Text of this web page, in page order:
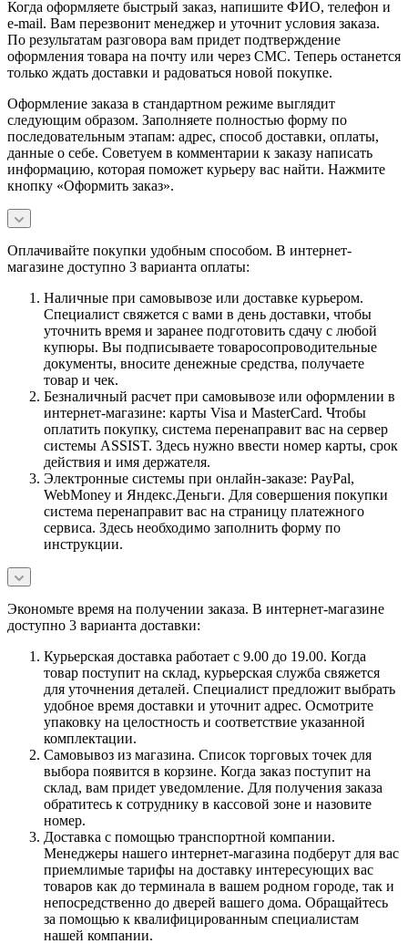
Когда оформляете быстрый заказ, напишите ФИО, телефон и
e-mail. Вам перезвонит менеджер и уточнит условия заказа.
По результатам разговора вам придет подтверждение
оформления товара на почту или через СМС. Теперь останется
только ждать доставки и радоваться новой покупке.
Оформление заказа в стандартном режиме выглядит
следующим образом. Заполняете полностью форму по
последовательным этапам: адрес, способ доставки, оплаты,
данные о себе. Советуем в комментарии к заказу написать
информацию, которая поможет курьеру вас найти. Нажмите
кнопку «Оформить заказ».
Оплачивайте покупки удобным способом. В интернет-
магазине доступно 3 варианта оплаты:
Наличные при самовывозе или доставке курьером.
Специалист свяжется с вами в день доставки, чтобы
уточнить время и заранее подготовить сдачу с любой
купюры. Вы подписываете товаросопроводительные
документы, вносите денежные средства, получаете
товар и чек.
Безналичный расчет при самовывозе или оформлении в
интернет-магазине: карты Visa и MasterCard. Чтобы
оплатить покупку, система перенаправит вас на сервер
системы ASSIST. Здесь нужно ввести номер карты, срок
действия и имя держателя.
Электронные системы при онлайн-заказе: PayPal,
WebMoney и Яндекс.Деньги. Для совершения покупки
система перенаправит вас на страницу платежного
сервиса. Здесь необходимо заполнить форму по
инструкции.
Экономьте время на получении заказа. В интернет-магазине
доступно 3 варианта доставки:
Курьерская доставка работает с 9.00 до 19.00. Когда
товар поступит на склад, курьерская служба свяжется
для уточнения деталей. Специалист предложит выбрать
удобное время доставки и уточнит адрес. Осмотрите
упаковку на целостность и соответствие указанной
комплектации.
Самовывоз из магазина. Список торговых точек для
выбора появится в корзине. Когда заказ поступит на
склад, вам придет уведомление. Для получения заказа
обратитесь к сотруднику в кассовой зоне и назовите
номер.
Доставка с помощью транспортной компании.
Менеджеры нашего интернет-магазина подберут для вас
приемлимые тарифы на доставку интересующих вас
товаров как до терминала в вашем родном городе, так и
непосредственно до дверей вашего дома. Обращайтесь
за помощью к квалифицированным специалистам
нашей компании.